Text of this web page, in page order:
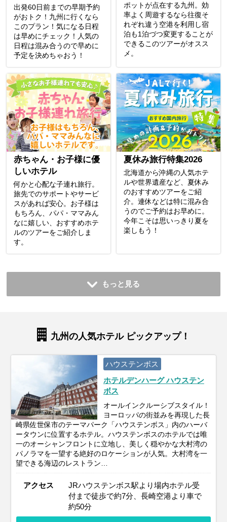
出発60日前までの早期予約
がおトク！九州に行くなら
このプラン！気になる日程
は早めにチェック！人気の
日程は混み合うので早めに
予定を決めちゃおう！
ポットが点在する九州。効
率よく周遊するなら往復そ
れぞれ違う空港を利用し宿
泊も1泊づつ変更することが
できるこのツアーがオスス
メ。
赤ちゃん・お子様に優
しいホテル
何かと心配な子連れ旅行。
旅先でのサポートやサービ
スがあれば安心。お子様は
もちろん、パパ・ママみん
なに嬉しい、おすすめホテ
ルのツアーをご紹介しま
す。
夏休み旅行特集2026
北海道から沖縄の人気ホテ
ルや世界遺産など、夏休み
のおすすめツアーをご紹
介。連休などは特に混み合
うのでご予約はお早めに。
今年こそは思いっきり夏を
楽しもう！
もっと見る
九州の人気ホテル ピックアップ！
ハウステンボス
ホテルデンハーグ ハウステン
ボス
オールインクルーシブスタイル！
ヨーロッパの街並みを再現した長
崎県佐世保市のテーマパーク「ハウステンボス」内のハーバ
ータウンに位置するホテル。ハウステンボスのホテルでは唯
一のオーシャンフロントに立地し、美しく穏やかな大村湾の
パノラマを一望する絶好のロケーションが人気。大村湾を一
望できる海辺のレストラン…
アクセス
JRハウステンボス駅より場内ホテル受
付まで徒歩で約7分、長崎空港より車で
約50分